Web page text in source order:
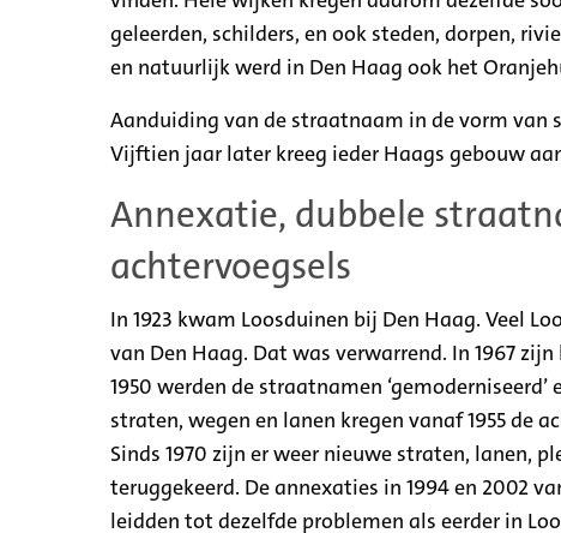
geleerden, schilders, en ook steden, dorpen,
en natuurlijk werd in Den Haag ook het
Aanduiding van de straatnaam in de vorm van
Vijftien jaar later kreeg ieder Haags gebouw
Annexatie, dubbele
achtervoegsels
In 1923 kwam Loosduinen bij Den Haag. Veel
van Den Haag. Dat was verwarrend. In 1967
1950 werden de straatnamen
straten, wegen en lanen kregen vanaf 1955 de
Sinds 1970 zijn er weer nieuwe straten, lanen,
teruggekeerd. De annexaties in 1994 en 2002
leidden tot dezelfde problemen als eerder in